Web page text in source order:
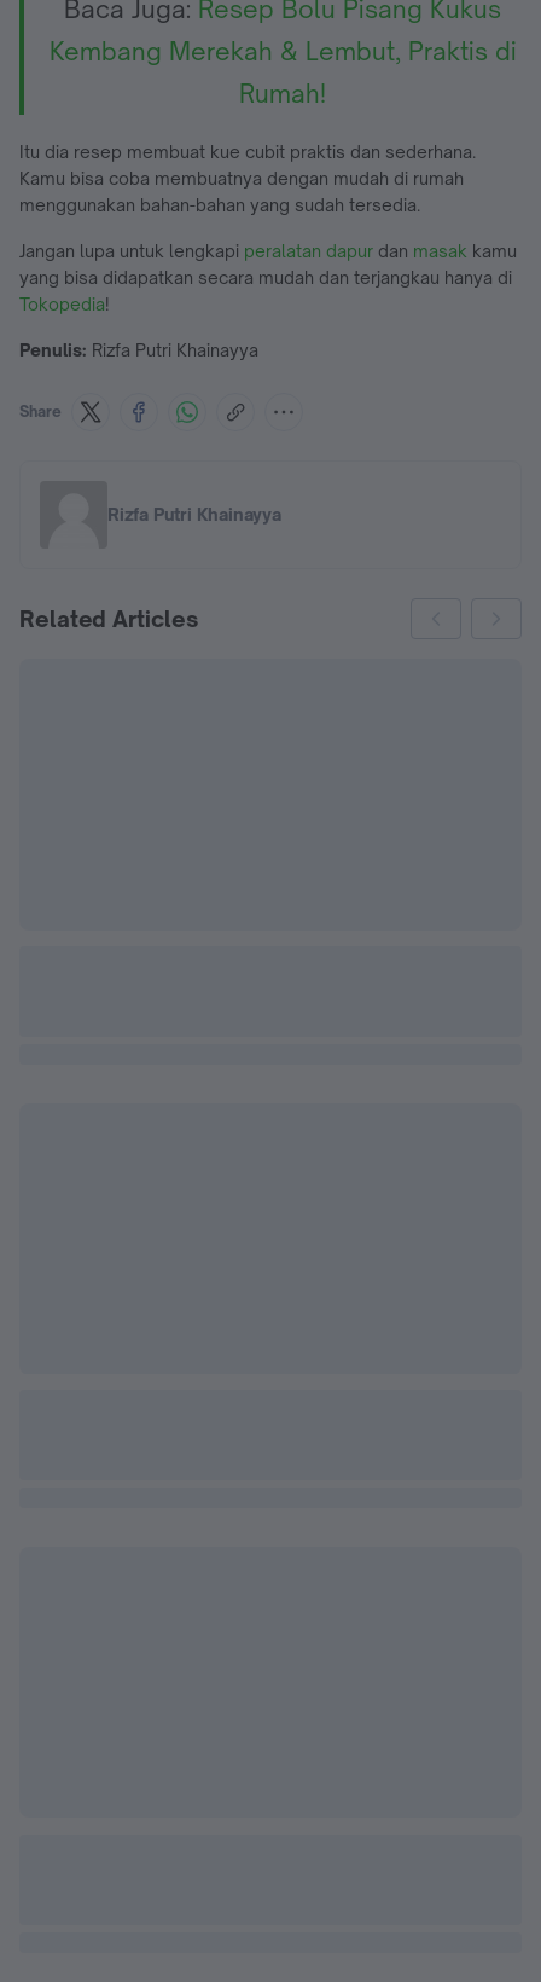
Baca Juga: Resep Bolu Pisang Kukus
Kembang Merekah & Lembut, Praktis di
Rumah!
Itu dia resep membuat kue cubit praktis dan sederhana.
Kamu bisa coba membuatnya dengan mudah di rumah
menggunakan bahan-bahan yang sudah tersedia.
Jangan lupa untuk lengkapi peralatan dapur dan masak kamu
yang bisa didapatkan secara mudah dan terjangkau hanya di
Tokopedia!
Penulis: Rizfa Putri Khainayya
Share
Rizfa Putri Khainayya
Related Articles